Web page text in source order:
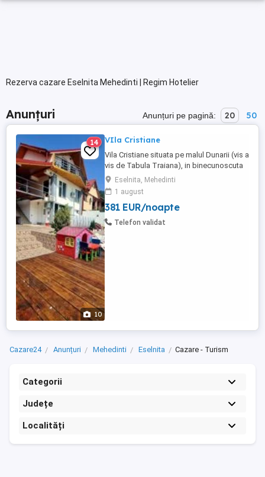
Rezerva cazare Eselnita Mehedinti | Regim Hotelier
Anunțuri Anunțuri pe pagină: 20 50
10
14 VIla Cristiane
Vila Cristiane situata pe malul Dunarii (vis a
vis de Tabula Traiana), in binecunoscuta
Clisura Dunarii va invita sa petreceti atat
sfarsitul de saptamana cat si concediile
intr-o zona linistita si de-o frumusete rara.
Va punem la dispozitie: - 5 camere duble
cu grup sanitar propriu si vedere la Dunare
Eselnita, Mehedinti
1 august
381 EUR/noapte
Telefon validat
Cazare24 Anunțuri Mehedinti Eselnita Cazare - Turism
Categorii
Județe
Localități